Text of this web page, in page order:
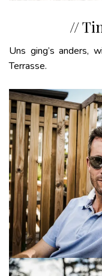
//
Uns ging’s anders,
Terrasse.